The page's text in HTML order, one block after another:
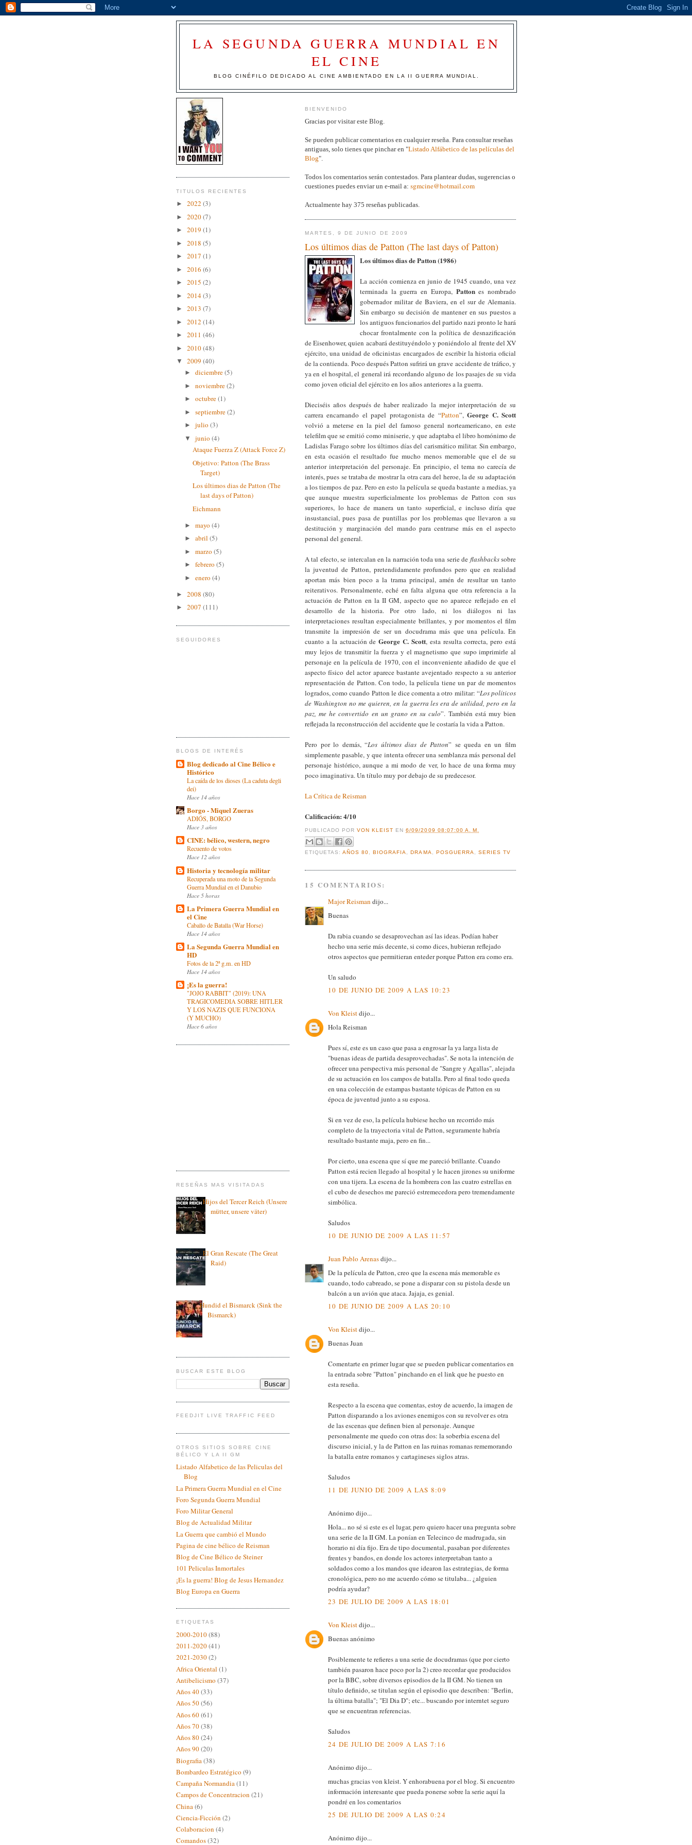
LA SEGUNDA GUERRA MUNDIAL EN
EL CINE
BLOG CINÉFILO DEDICADO AL CINE AMBIENTADO EN LA II GUERRA MUNDIAL.
BIENVENIDO
Gracias por visitar este Blog.
Se pueden publicar comentarios en cualquier reseña. Para consultar reseñas
antiguas, solo tienes que pinchar en "Listado Alfábetico de las películas del
Blog".
Todos los comentarios serán contestados. Para plantear dudas, sugerencias o
cuestiones puedes enviar un e-mail a: sgmcine@hotmail.com
Actualmente hay 375 reseñas publicadas.
MARTES, 9 DE JUNIO DE 2009
Los últimos dias de Patton (The last days of Patton)
Los últimos dias de Patton (1986)
La acción comienza en junio de 1945 cuando, una vez
terminada la guerra en Europa, Pattones nombrado
gobernador militar de Baviera, en el sur de Alemania.
Sin embargo su decisión de mantener en sus puestos a
los antiguos funcionarios del partido nazi pronto le hará
chocar frontalmente con la política de desnazificación
de Eisenhower, quien acabará destituyéndolo y poniéndolo al frente del XV
ejército, una unidad de oficinistas encargados de escribir la historia oficial
de la contienda. Poco después Patton sufrirá un grave accidente de tráfico, y
ya en el hospital, el general irá recordando alguno de los pasajes de su vida
como joven oficial del ejército en los años anteriores a la guerra.
Dieciséis años después de haber realizado la mejor interpretación de su
carrera encarnando el papel protagonista de “Patton”,George C. Scott
volvió a meterse en la piel del famoso general norteamericano, en este
telefilm que se emitió como miniserie, y que adaptaba el libro homónimo de
Ladislas Farago sobre los últimos días del carismático militar. Sin embargo,
en esta ocasión el resultado fue mucho menos memorable que el de su
anterior interpretación del personaje. En principio, el tema no carecía de
interés, pues se trataba de mostrar la otra cara del heroe, la de su adaptación
a los tiempos de paz. Pero en esto la película se queda bastante a medias, ya
que aunque muestra superficialmente los problemas de Patton con sus
superiores, lo hace de manera un tanto superficial, e incluso diría que
insustancial, pues pasa de puntillas por los problemas que llevaron a su
destitución y marginación del mando para centrarse más en el aspecto
personal del general.
A tal efecto, se intercalan en la narración toda una serie de flashbackssobre
la juventud de Patton, pretendidamente profundos pero que en realidad
aportan más bien poco a la trama principal, amén de resultar un tanto
reiterativos. Personalmente, eché en falta alguna que otra referencia a la
actuación de Patton en la II GM, aspecto que no aparece reflejado en el
desarrollo de la historia. Por otro lado, ni los diálogos ni las
interpretaciones resultan especialmente brillantes, y por momentos el film
transmite la impresión de ser un docudrama más que una película. En
cuanto a la actuación deGeorge C. Scott, esta resulta correcta, pero está
muy lejos de transmitir la fuerza y el magnetismo que supo imprimirle al
personaje en la película de 1970, con el inconveniente añadido de que el
aspecto físico del actor aparece bastante avejentado respecto a su anterior
representación de Patton. Con todo, la película tiene un par de momentos
logrados, como cuando Patton le dice comenta a otro militar: “Los políticos
de Washington no me quieren, en la guerra les era de utilidad, pero en la
paz, me he convertido en un grano en su culo”. También está muy bien
reflejada la reconstrucción del accidente que le costaría la vida a Patton.
Pero por lo demás, “Los últimos dias de Patton” se queda en un film
simplemente pasable, y que intenta ofrecer una semblanza más personal del
personaje histórico, aunque a mi modo de ver, lo hace de una forma muy
poco imaginativa. Un título muy por debajo de su predecesor.
La Crítica de Reisman
Calificación: 4/10
PUBLICADO PORVON KLEIST EN6/09/2009 08:07:00 A. M.
ETIQUETAS:AÑOS 80 ,BIOGRAFIA ,DRAMA POSGUERRA SERIES TV
15 COMENTARIOS:
Major Reisman dijo...
Buenas
Da rabia cuando se desaprovechan así las ideas. Podían haber
hecho una serie más decente, si como dices, hubieran reflejado
otros aspectos que permitieran enteder porque Patton era como era.
Un saludo
10 DE JUNIO DE 2009 A LAS 10:23
Von Kleistdijo...
Hola Reisman
Pues sí, este es un caso que pasa a engrosar la ya larga lista de
"buenas ideas de partida desaprovechadas". Se nota la intención de
ofrecer una perspectiva más personal de "Sangre y Agallas", alejada
de su actuación en los campos de batalla. Pero al final todo queda
en una colección de estampas bastante tópicas de Patton en su
época de juventud junto a su esposa.
Si en vez de eso, la película hubiese hecho un recorrido más
completo de la trayectoria vital de Patton, seguramente habría
resultado bastante maja, pero en fin...
Por cierto, una escena que sí que me pareció brillante. Cuando
Patton está recien llegado al hospital y le hacen jirones su uniforme
con una tijera. La escena de la hombrera con las cuatro estrellas en
el cubo de desechos me pareció estremecedora pero tremendamente
simbólica.
Saludos
10 DE JUNIO DE 2009 A LAS 11:57
Juan Pablo Arenasdijo...
De la película de Patton, creo que la escena más memorable es
cuando, todo cabreado, se pone a disparar con su pistola desde un
balcón a un avión que ataca. Jajaja, es genial.
10 DE JUNIO DE 2009 A LAS 20:10
Von Kleistdijo...
Buenas Juan
Comentarte en primer lugar que se pueden publicar comentarios en
la entrada sobre "Patton" pinchando en el link que he puesto en
esta reseña.
Respecto a la escena que comentas, estoy de acuerdo, la imagen de
Patton disparando a los aviones enemigos con su revolver es otra
de las escenas que definen bien al personaje. Aunque
personalmente me quedo con otras dos: la soberbia escena del
discurso inicial, y la de Patton en las ruinas romanas rememorando
la batalla entre romanos y cartagineses siglos atras.
Saludos
11 DE JUNIO DE 2009 A LAS 8:09
Anónimo dijo...
Hola... no sé si este es el lugar, pero quiero hacer una pregunta sobre
una serie de la II GM. La ponían en Telecinco de madrugada, sin
horario ni día fijo. Era de tipo documental, pasaban por diferentes
frentes y bandos, en donde los actores interpretaban tanto a
soldados como a los mandos que idearon las estrategias, de forma
cronológica, pero no me acuerdo cómo se titulaba... ¿alguien
podría ayudar?
23 DE JULIO DE 2009 A LAS 18:01
Von Kleistdijo...
Buenas anónimo
Posiblemente te refieres a una serie de docudramas (que por cierto
también pasaron hace poco por la 2) creo recordar que producidos
por la BBC, sobre diversos episodios de la II GM. No tienen un
título definido, se titulan según el episodio que describen: "Berlin,
la última batalla"; "El Dia D"; etc... buscando por interntet seguro
que se encuentran referencias.
Saludos
24 DE JULIO DE 2009 A LAS 7:16
Anónimo dijo...
muchas gracias von kleist. Y enhorabuena por el blog. Si encuentro
información interesante que pueda ponerse sobre la serie aquí la
pondré en los comentarios
25 DE JULIO DE 2009 A LAS 0:24
Anónimo dijo...
TITULOS RECIENTES
► 2022 (3)
► 2020(7)
► 2019 (1)
► 2018 (5)
► 2017 (1)
► 2016 (6)
► 2015 (2)
► 2014(3)
► 2013 (7)
► 2012 (14)
► 2011 (46)
► 2010(48)
▼ 2009 (40)
► diciembre(5)
► noviembre(2)
► octubre(1)
► septiembre(2)
► julio (3)
▼ junio (4)
Ataque Fuerza Z (Attack Force Z)
Objetivo: Patton (The Brass
Target)
Los últimos dias de Patton (The
last days of Patton)
Eichmann
► mayo (4)
► abril (5)
► marzo (5)
► febrero (5)
► enero (4)
► 2008 (80)
► 2007 (111)
SEGUIDORES
BLOGS DE INTERÉS
Blog dedicado al Cine Bélico e
Histórico
La caída de los dioses (La caduta degli
dei)
Hace 14 años
Borgo - Miquel Zueras
ADIÓS, BORGO
Hace 3 años
CINE: bélico, western, negro
Recuento de votos
Hace 12 años
Historia y tecnología militar
Recuperada una moto de la Segunda
Guerra Mundial en el Danubio
Hace 5 horas
La Primera Guerra Mundial en
el Cine
Caballo de Batalla (War Horse)
Hace 14 años
La Segunda Guerra Mundial en
HD
Fotos de la 2ª g.m. en HD
Hace 14 años
¡Es la guerra!
"JOJO RABBIT" (2019): UNA
TRAGICOMEDIA SOBRE HITLER
Y LOS NAZIS QUE FUNCIONA
(Y MUCHO)
Hace 6 años
RESEÑAS MAS VISITADAS
Hijos del Tercer Reich (Unsere
mütter, unsere väter)
El Gran Rescate (The Great
Raid)
Hundid el Bismarck (Sink the
Bismarck)
BUSCAR ESTE BLOG
FEEDJIT LIVE TRAFFIC FEED
OTROS SITIOS SOBRE CINE
BÉLICO Y LA II GM
Listado Alfabetico de las Peliculas del
Blog
La Primera Guerra Mundial en el Cine
Foro Segunda Guerra Mundial
Foro Militar General
Blog de Actualidad Militar
La Guerra que cambió el Mundo
Pagina de cine bélico de Reisman
Blog de Cine Bélico de Steiner
101 Peliculas Inmortales
¡Es la guerra! Blog de Jesus Hernandez
Blog Europa en Guerra
ETIQUETAS
2000-2010(88)
2011-2020(41)
2021-2030(2)
Africa Oriental (1)
Antibelicismo (37)
Años 40(33)
Años 50(56)
Años 60(61)
Años 70(38)
Años 80(24)
Años 90(20)
Biografia (38)
Bombardeo Estratégico (9)
Campaña Normandia(11)
Campos de Concentracion (21)
China (6)
Ciencia-Ficción (2)
Colaboracion (4)
Comandos(32)